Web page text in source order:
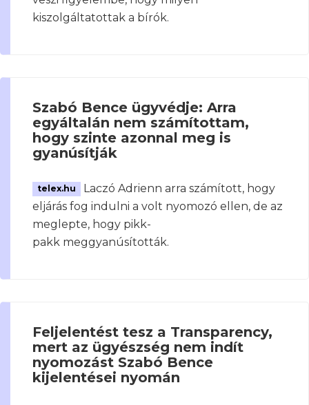
kiszolgáltatottak a bírók.
Szabó Bence ügyvédje: Arra
egyáltalán nem számítottam,
hogy szinte azonnal meg is
gyanúsítják
telex.hu
Laczó Adrienn arra számított, hogy
eljárás fog indulni a volt nyomozó ellen, de az
meglepte, hogy pikk-
pakk meggyanúsították.
Feljelentést tesz a Transparency,
mert az ügyészség nem indít
nyomozást Szabó Bence
kijelentései nyomán